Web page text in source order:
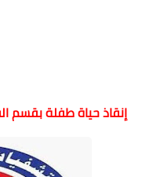
إنقاذ حياة طفلة بقسم